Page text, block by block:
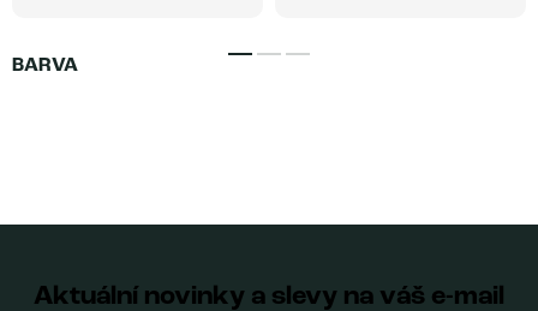
Aktuální novinky a slevy na váš e-mail